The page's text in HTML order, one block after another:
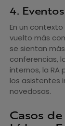
4.
En un
vuelto más
se sientan
conferencias,
internos, la
los asistentes
novedosas.
Casos